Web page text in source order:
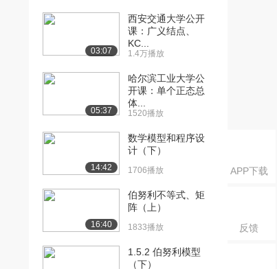
APP下载
反馈
课：静力学微分方程
课：静力学若干问题
[18] 北京理工大学公开
课：静压强分布规律
1.8万播放
[19] 北京理工大学公开
1.5万播放
[20] 北京理工大学公开
1.5万播放
03:07
西安交通大学公开
课：广义结点、
KC...
1.4万播放
05:37
哈尔滨工业大学公
开课：单个正态总
体...
1520播放
14:42
数学模型和程序设
计（下）
1706播放
16:40
伯努利不等式、矩
阵（上）
1833播放
1.5.2 伯努利模型
（下）